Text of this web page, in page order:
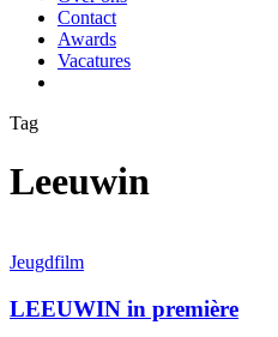
Contact
Awards
Vacatures
Tag
Leeuwin
in
Jeugdfilm
LEEUWIN in première